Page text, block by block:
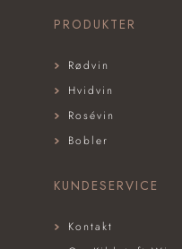
PRODUKTER
Rødvin
Hvidvin
Rosévin
Bobler
KUNDESERVICE
Kontakt